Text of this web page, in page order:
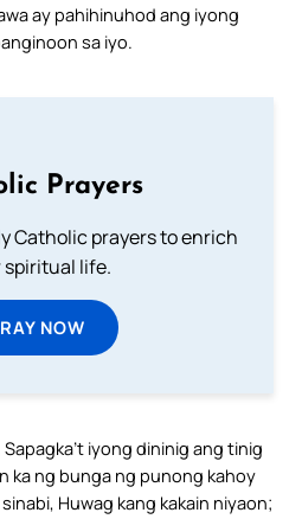
ay pahihinuhod ang iyong
sa iyo.
Prayers
Catholic prayers to enrich
spiritual life.
NOW
iyong dininig ang tinig
ka ng bunga ng punong kahoy
Huwag kang kakain niyaon;